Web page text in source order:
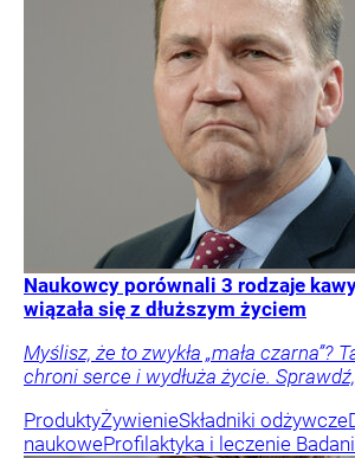
Naukowcy porównali 3 rodzaje
wiązała się z dłuższym życiem
Myślisz, że to zwykła „mała czarna”?
chroni serce i wydłuża życie.
ProduktyŻywienieSkładniki odżywcze
naukoweProfilaktyka i leczenie